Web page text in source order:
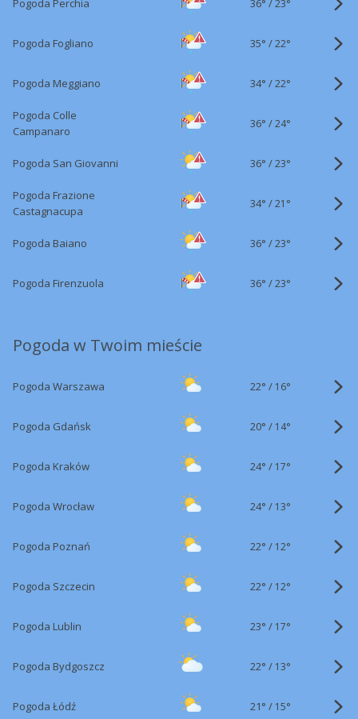
Pogoda Perchia 23°
Pogoda Fogliano 35° /22°
Pogoda Meggiano 34° /22°
Pogoda Colle
Campanaro
36° /24°
Pogoda San Giovanni 36° /23°
Pogoda Frazione
Castagnacupa
34° /21°
Pogoda Baiano 36° /23°
Pogoda Firenzuola 36° /23°
Pogoda w Twoim mieście
Pogoda Warszawa 22° / 16°
Pogoda Gdańsk 20° / 14°
Pogoda Kraków 24° / 17°
Pogoda Wrocław 24° / 13°
Pogoda Poznań 22° / 12°
Pogoda Szczecin 22° / 12°
Pogoda Lublin 23° / 17°
Pogoda Bydgoszcz 22° / 13°
Pogoda Łódź 21° / 15°